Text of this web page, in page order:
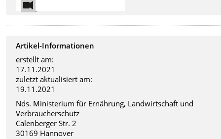
Artikel-Informationen
erstellt am:
17.11.2021
zuletzt aktualisiert am:
19.11.2021
Nds. Ministerium für Ernährung, Landwirtschaft und
Verbraucherschutz
Calenberger Str. 2
30169 Hannover